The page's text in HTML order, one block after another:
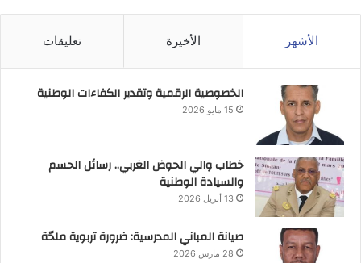
الأشهر الأخيرة تعليقات
الخصوصية الرقمية وتقدير الكفاءات الوطنية
15 مايو 2026
خطاب والي الحوض الغربي.. رسائل الحسم
والسيادة الوطنية
13 أبريل 2026
صيانة المباني المدرسية: ضرورة تربوية ملحّة
28 مارس 2026